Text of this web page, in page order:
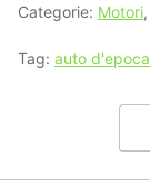
Categorie: Motori,
Tag: auto d'epoca